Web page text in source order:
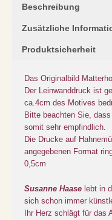
Beschreibung
Zusätzliche
Produktsicherheit
Das Originalbild
Der Leinwanddruck ist
ca.4cm des Motives
Bitte beachten Sie,
somit sehr empfindlich.
Die Drucke auf
angegebenen Format
0,5cm
Susanne Haase lebt in
sich schon immer
Ihr Herz schlägt für das